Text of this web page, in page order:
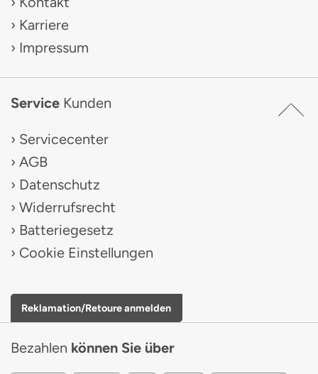
Karriere
Impressum
Service Kunden
Servicecenter
AGB
Datenschutz
Widerrufsrecht
Batteriegesetz
Cookie Einstellungen
Reklamation/Retoure anmelden
Bezahlen können Sie über